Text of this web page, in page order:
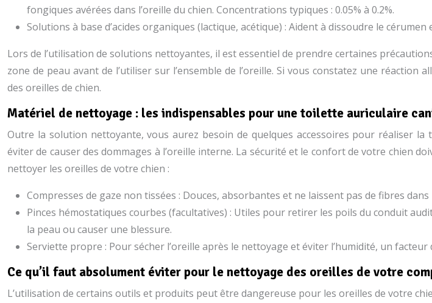
fongiques avérées dans l’oreille du chien. Concentrations typiques : 0.05% à 0.2%.
Solutions à base d’acides organiques (lactique, acétique) : Aident à dissoudre le
Lors de l’utilisation de solutions nettoyantes, il est essentiel de prendre certaines
zone de peau avant de l’utiliser sur l’ensemble de l’oreille. Si vous constatez une
des oreilles de chien.
Matériel de nettoyage : les indispensables pour une toilette auriculaire
Outre la solution nettoyante, vous aurez besoin de quelques accessoires pour réaliser
éviter de causer des dommages à l’oreille interne. La sécurité et le confort de votre chien
nettoyer les oreilles de votre chien :
Compresses de gaze non tissées : Douces, absorbantes et ne laissent pas de fibres
Pinces hémostatiques courbes (facultatives) : Utiles pour retirer les poils du conduit
la peau ou causer une blessure.
Serviette propre : Pour sécher l’oreille après le nettoyage et éviter l’humidité, un
Ce qu’il faut absolument éviter pour le nettoyage des oreilles de votre
L’utilisation de certains outils et produits peut être dangereuse pour les oreilles de votre